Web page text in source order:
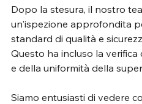
Dopo la stesura, il nostro
un'ispezione approfondita
standard di qualità e
Questo ha incluso la
e della uniformità della
Siamo entusiasti di vedere